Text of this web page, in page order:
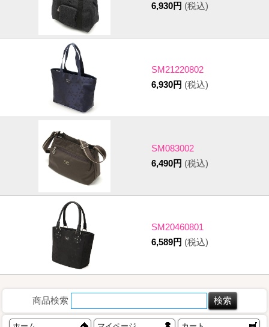
6,930円 (税込)
SM21220802
6,930円 (税込)
SM083002
6,490円 (税込)
SM20460801
6,589円 (税込)
商品検索